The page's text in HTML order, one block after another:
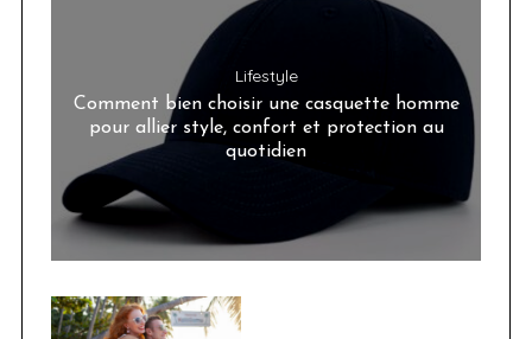
Lifestyle
Comment bien choisir une casquette homme
pour allier style, confort et protection au
quotidien